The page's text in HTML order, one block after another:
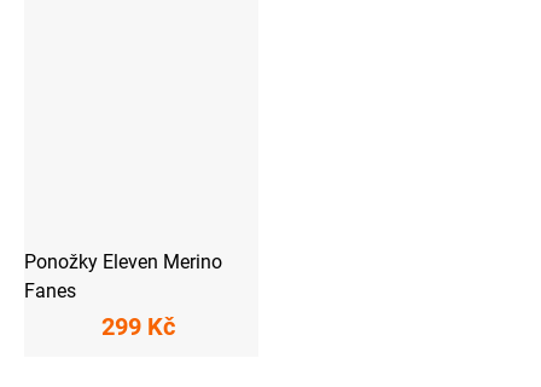
Ponožky Eleven Merino
Fanes
299 Kč